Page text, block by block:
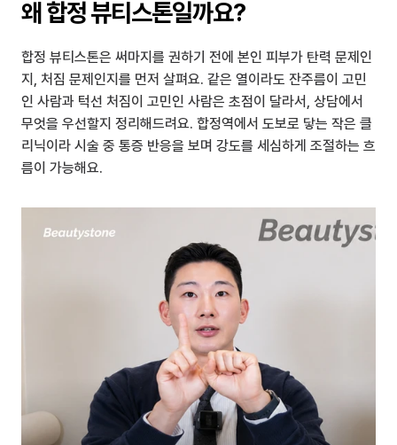
왜 합정 뷰티스톤일까요?
합정 뷰티스톤은 써마지를 권하기 전에 본인 피부가 탄력 문제인
지, 처짐 문제인지를 먼저 살펴요. 같은 열이라도 잔주름이 고민
인 사람과 턱선 처짐이 고민인 사람은 초점이 달라서, 상담에서
무엇을 우선할지 정리해드려요. 합정역에서 도보로 닿는 작은 클
리닉이라 시술 중 통증 반응을 보며 강도를 세심하게 조절하는 흐
름이 가능해요.